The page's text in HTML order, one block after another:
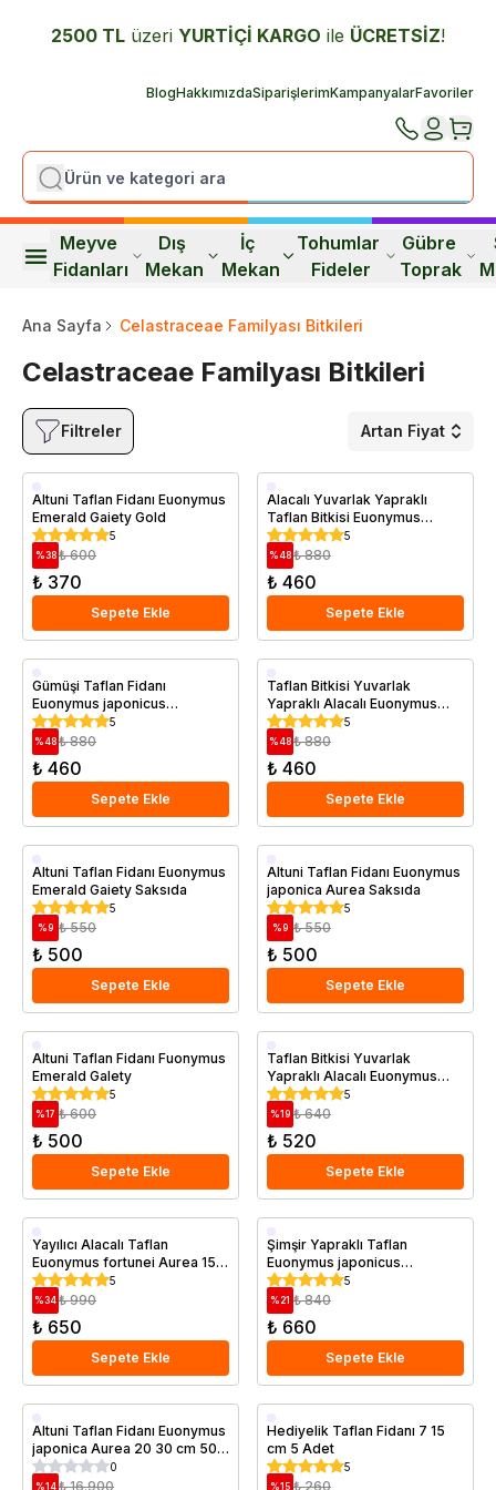
2500 TL üzeri YURTİÇİ KARGO ile ÜCRETSİZ!
BlogHakkımızdaSiparişlerimKampanyalarFavoriler
Meyve
Fidanları
Dış
Mekan
İç
Mekan
Tohumlar
Fideler
Gübre
Toprak
Ana Sayfa Celastraceae Familyası Bitkileri
Celastraceae Familyası Bitkileri
Filtreler Artan Fiyat
Saksıda
Altuni Taflan Fidanı Euonymus
Emerald Gaiety Gold
5
%38 ₺ 600
₺ 370
Sepete Ekle
Alacalı Yuvarlak Yapraklı
Taflan Bitkisi Euonymus
japonicus Bravo 20 25 cm
5
%48 ₺ 880
₺ 460
Sepete Ekle
Saksıda
Gümüşi Taflan Fidanı
Euonymus japonicus
Microphyllus Variegata 20 40
cm
5
%48 ₺ 880
₺ 460
Sepete Ekle
Saksıda
Taflan Bitkisi Yuvarlak
Yapraklı Alacalı Euonymus
japonicus Bravo 20 25 cm
5
%48 ₺ 880
₺ 460
Sepete Ekle
Saksıda
Altuni Taflan Fidanı Euonymus
Emerald Gaiety Saksıda
5
% 9 ₺ 550
₺ 500
Sepete Ekle
Saksıda
Altuni Taflan Fidanı Euonymus
japonica Aurea Saksıda
5
% 9 ₺ 550
₺ 500
Sepete Ekle
Saksıda
Altuni Taflan Fidanı Fuonymus
Emerald Galety
5
%17 ₺ 600
₺ 500
Sepete Ekle
Saksıda
Taflan Bitkisi Yuvarlak
Yapraklı Alacalı Euonymus
japonicus Bravo 20 cm
5
%19 ₺ 640
₺ 520
Sepete Ekle
Saksıda
Yayılıcı Alacalı Taflan
Euonymus fortunei Aurea 15
25 cm Saksıda
5
%34 ₺ 990
₺ 650
Sepete Ekle
Saksıda
Şimşir Yapraklı Taflan
Euonymus japonicus
Microphyllus
5
%21 ₺ 840
₺ 660
Sepete Ekle
Saksıda
Altuni Taflan Fidanı Euonymus
japonica Aurea 20 30 cm 50
Adet
0
%14 ₺ 16.900
Saksıda
Hediyelik Taflan Fidanı 7 15
cm 5 Adet
5
%15 ₺ 260